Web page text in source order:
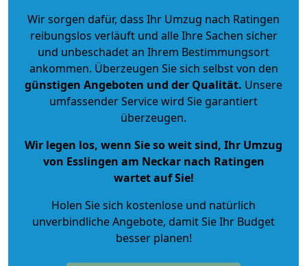
Wir sorgen dafür, dass Ihr Umzug nach Ratingen
reibungslos verläuft und alle Ihre Sachen sicher
und unbeschadet an Ihrem Bestimmungsort
ankommen. Überzeugen Sie sich selbst von den
günstigen Angeboten und der Qualität. Unsere
umfassender Service wird Sie garantiert
überzeugen.
Wir legen los, wenn Sie so weit sind, Ihr Umzug
von Esslingen am Neckar nach Ratingen
wartet auf Sie!
Holen Sie sich kostenlose und natürlich
unverbindliche Angebote, damit Sie Ihr Budget
besser planen!